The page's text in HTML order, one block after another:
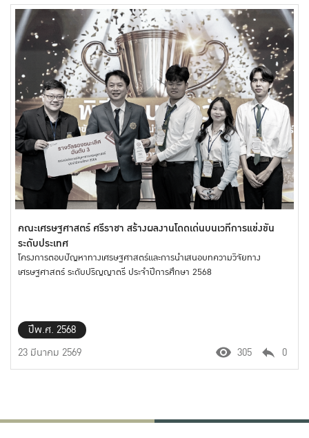
คณะเศรษฐศาสตร์ ศรีราชา สร้างผลงานโดดเด่นบนเวทีการแข่งขัน
ระดับประเทศ
โครงการตอบปัญหาทางเศรษฐศาสตร์และการนำเสนอบทความวิจัยทาง
เศรษฐศาสตร์ ระดับปริญญาตรี ประจำปีการศึกษา 2568
ปีพ.ศ. 2568
23 มีนาคม 2569
305 0